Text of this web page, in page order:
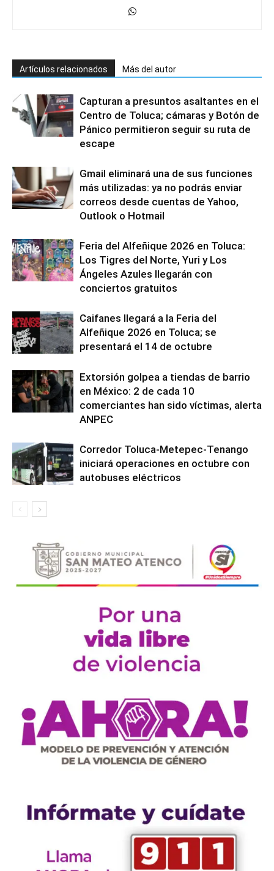
Artículos relacionados Más del autor
Capturan a presuntos asaltantes en el
Centro de Toluca; cámaras y Botón de
Pánico permitieron seguir su ruta de
escape
Gmail eliminará una de sus funciones
más utilizadas: ya no podrás enviar
correos desde cuentas de Yahoo,
Outlook o Hotmail
Feria del Alfeñique 2026 en Toluca:
Los Tigres del Norte, Yuri y Los
Ángeles Azules llegarán con
conciertos gratuitos
Caifanes llegará a la Feria del
Alfeñique 2026 en Toluca; se
presentará el 14 de octubre
Extorsión golpea a tiendas de barrio
en México: 2 de cada 10
comerciantes han sido víctimas, alerta
ANPEC
Corredor Toluca-Metepec-Tenango
iniciará operaciones en octubre con
autobuses eléctricos